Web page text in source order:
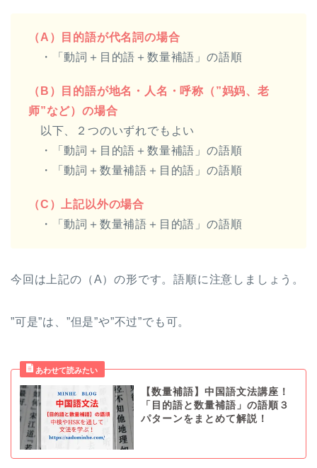
（A）目的語が代名詞の場合
・「動詞＋目的語＋数量補語」の語順
（B）目的語が地名・人名・呼称（”妈妈、老
师”など）の場合
以下、２つのいずれでもよい
・「動詞＋目的語＋数量補語」の語順
・「動詞＋数量補語＋目的語」の語順
（C）上記以外の場合
・「動詞＋数量補語＋目的語」の語順
今回は上記の（A）の形です。語順に注意しましょう。
”可是”は、”但是”や”不过”でも可。
【数量補語】中国語文法講座！
「目的語と数量補語」の語順３
パターンをまとめて解説！